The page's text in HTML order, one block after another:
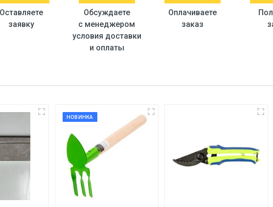
Оставляете
заявку
Обсуждаете
с менеджером
условия доставки
и оплаты
Оплачиваете
заказ
НОВИНКА